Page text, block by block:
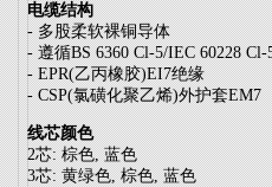
电缆结构
- 多股柔软裸铜导体
- 遵循BS 6360 Cl-5/IEC 60228 Cl-
- EPR(乙丙橡胶)EI7绝缘
- CSP(氯磺化聚乙烯)外护套EM7
线芯颜色
2芯: 棕色, 蓝色
3芯: 黄绿色, 棕色, 蓝色